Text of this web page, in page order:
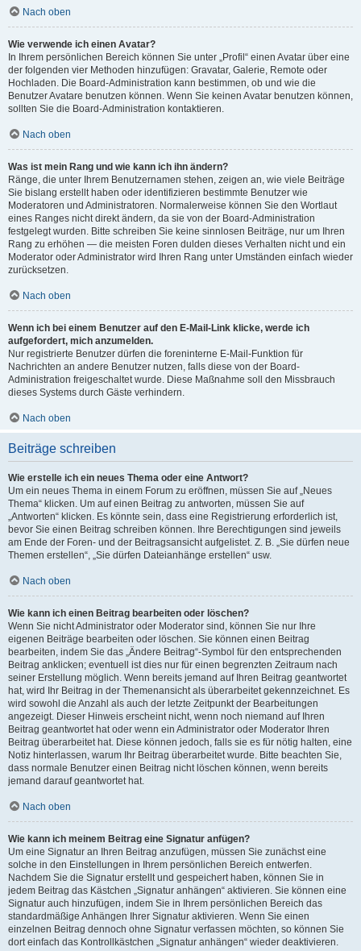
Nach oben
Wie verwende ich einen Avatar?
In Ihrem persönlichen Bereich können Sie unter „Profil“ einen Avatar über eine
der folgenden vier Methoden hinzufügen: Gravatar, Galerie, Remote oder
Hochladen. Die Board-Administration kann bestimmen, ob und wie die
Benutzer Avatare benutzen können. Wenn Sie keinen Avatar benutzen können,
sollten Sie die Board-Administration kontaktieren.
Nach oben
Was ist mein Rang und wie kann ich ihn ändern?
Ränge, die unter Ihrem Benutzernamen stehen, zeigen an, wie viele Beiträge
Sie bislang erstellt haben oder identifizieren bestimmte Benutzer wie
Moderatoren und Administratoren. Normalerweise können Sie den Wortlaut
eines Ranges nicht direkt ändern, da sie von der Board-Administration
festgelegt wurden. Bitte schreiben Sie keine sinnlosen Beiträge, nur um Ihren
Rang zu erhöhen — die meisten Foren dulden dieses Verhalten nicht und ein
Moderator oder Administrator wird Ihren Rang unter Umständen einfach wieder
zurücksetzen.
Nach oben
Wenn ich bei einem Benutzer auf den E-Mail-Link klicke, werde ich
aufgefordert, mich anzumelden.
Nur registrierte Benutzer dürfen die foreninterne E-Mail-Funktion für
Nachrichten an andere Benutzer nutzen, falls diese von der Board-
Administration freigeschaltet wurde. Diese Maßnahme soll den Missbrauch
dieses Systems durch Gäste verhindern.
Nach oben
Beiträge schreiben
Wie erstelle ich ein neues Thema oder eine Antwort?
Um ein neues Thema in einem Forum zu eröffnen, müssen Sie auf „Neues
Thema“ klicken. Um auf einen Beitrag zu antworten, müssen Sie auf
„Antworten“ klicken. Es könnte sein, dass eine Registrierung erforderlich ist,
bevor Sie einen Beitrag schreiben können. Ihre Berechtigungen sind jeweils
am Ende der Foren- und der Beitragsansicht aufgelistet. Z. B. „Sie dürfen neue
Themen erstellen“, „Sie dürfen Dateianhänge erstellen“ usw.
Nach oben
Wie kann ich einen Beitrag bearbeiten oder löschen?
Wenn Sie nicht Administrator oder Moderator sind, können Sie nur Ihre
eigenen Beiträge bearbeiten oder löschen. Sie können einen Beitrag
bearbeiten, indem Sie das „Ändere Beitrag“-Symbol für den entsprechenden
Beitrag anklicken; eventuell ist dies nur für einen begrenzten Zeitraum nach
seiner Erstellung möglich. Wenn bereits jemand auf Ihren Beitrag geantwortet
hat, wird Ihr Beitrag in der Themenansicht als überarbeitet gekennzeichnet. Es
wird sowohl die Anzahl als auch der letzte Zeitpunkt der Bearbeitungen
angezeigt. Dieser Hinweis erscheint nicht, wenn noch niemand auf Ihren
Beitrag geantwortet hat oder wenn ein Administrator oder Moderator Ihren
Beitrag überarbeitet hat. Diese können jedoch, falls sie es für nötig halten, eine
Notiz hinterlassen, warum Ihr Beitrag überarbeitet wurde. Bitte beachten Sie,
dass normale Benutzer einen Beitrag nicht löschen können, wenn bereits
jemand darauf geantwortet hat.
Nach oben
Wie kann ich meinem Beitrag eine Signatur anfügen?
Um eine Signatur an Ihren Beitrag anzufügen, müssen Sie zunächst eine
solche in den Einstellungen in Ihrem persönlichen Bereich entwerfen.
Nachdem Sie die Signatur erstellt und gespeichert haben, können Sie in
jedem Beitrag das Kästchen „Signatur anhängen“ aktivieren. Sie können eine
Signatur auch hinzufügen, indem Sie in Ihrem persönlichen Bereich das
standardmäßige Anhängen Ihrer Signatur aktivieren. Wenn Sie einen
einzelnen Beitrag dennoch ohne Signatur verfassen möchten, so können Sie
dort einfach das Kontrollkästchen „Signatur anhängen“ wieder deaktivieren.